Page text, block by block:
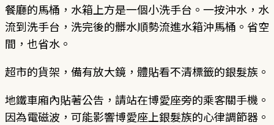
餐廳的馬桶，水箱上方是一個小洗手台。一按沖水，水
流到洗手台，洗完後的髒水順勢流進水箱沖馬桶。省空
間，也省水。
超市的貨架，備有放大鏡，體貼看不清標籤的銀髮族。
地鐵車廂內貼著公告，請站在博愛座旁的乘客關手機。
因為電磁波，可能影響博愛座上銀髮族的心律調節器。